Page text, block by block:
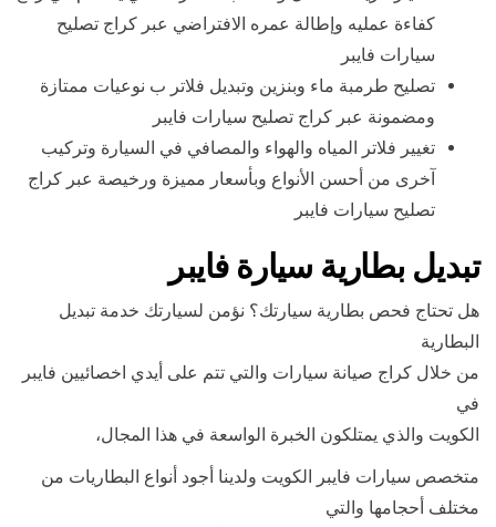
كفاءة عمليه وإطالة عمره الافتراضي عبر كراج تصليح
سيارات فايبر
تصليح طرمبة ماء وبنزين وتبديل فلاتر ب نوعيات ممتازة
ومضمونة عبر كراج تصليح سيارات فايبر
تغيير فلاتر المياه والهواء والمصافي في السيارة وتركيب
آخرى من أحسن الأنواع وبأسعار مميزة ورخيصة عبر كراج
تصليح سيارات فايبر
تبديل بطارية سيارة فايبر
هل تحتاج فحص بطارية سيارتك؟ نؤمن لسيارتك خدمة تبديل
البطارية
من خلال كراج صيانة سيارات والتي تتم على أيدي اخصائيين فايبر
في
الكويت والذي يمتلكون الخبرة الواسعة في هذا المجال،
متخصص سيارات فايبر الكويت ولدينا أجود أنواع البطاريات من
مختلف أحجامها والتي